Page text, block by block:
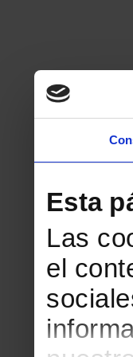
Esta
Las
el